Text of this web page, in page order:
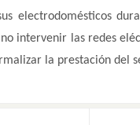
electrodomésticos
intervenir las redes
la prestación del